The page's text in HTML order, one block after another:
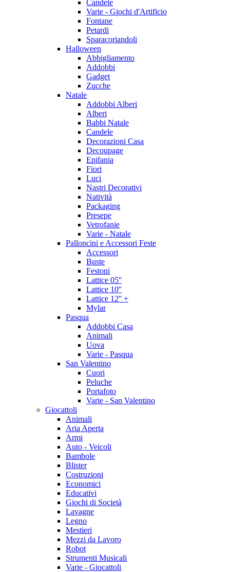
Candele
Varie - Giochi d'Artificio
Fontane
Petardi
Sparacoriandoli
Halloween
Abbigliamento
Addobbi
Gadget
Zucche
Natale
Addobbi Alberi
Alberi
Babbi Natale
Candele
Decorazioni Casa
Decoupage
Epifania
Fiori
Luci
Nastri Decorativi
Natività
Packaging
Presepe
Vetrofanie
Varie - Natale
Palloncini e Accessori Feste
Accessori
Buste
Festoni
Lattice 05''
Lattice 10''
Lattice 12'' +
Mylar
Pasqua
Addobbi Casa
Animali
Uova
Varie - Pasqua
San Valentino
Cuori
Peluche
Portafoto
Varie - San Valentino
Giocattoli
Animali
Aria Aperta
Armi
Auto - Veicoli
Bambole
Blister
Costruzioni
Economici
Educativi
Giochi di Società
Lavagne
Legno
Mestieri
Mezzi da Lavoro
Robot
Strumenti Musicali
Varie - Giocattoli